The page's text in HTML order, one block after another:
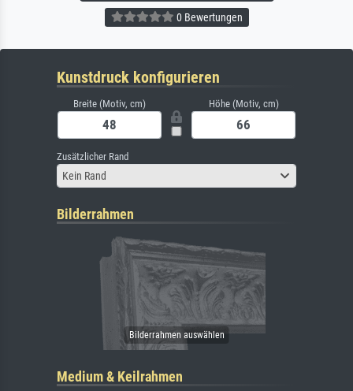
0 Bewertungen
Kunstdruck konfigurieren
Breite (Motiv, cm) Höhe (Motiv, cm)
Zusätzlicher Rand
Kein Rand
Bilderrahmen
Medium & Keilrahmen